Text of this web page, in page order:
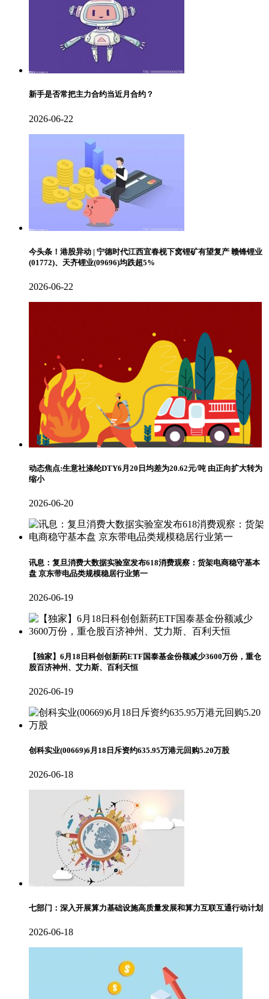
新手是否常把主力合约当近月合约？
2026-06-22
今头条！港股异动 | 宁德时代江西宜春枧下窝锂矿有望复产 赣锋锂业
(01772)、天齐锂业(09696)均跌超5%
2026-06-22
动态焦点:生意社涤纶DTY6月20日均差为20.62元/吨 由正向扩大转为
缩小
2026-06-20
讯息：复旦消费大数据实验室发布618消费观察：货架电商稳守基本
盘 京东带电品类规模稳居行业第一
2026-06-19
【独家】6月18日科创创新药ETF国泰基金份额减少3600万份，重仓
股百济神州、艾力斯、百利天恒
2026-06-19
创科实业(00669)6月18日斥资约635.95万港元回购5.20万股
2026-06-18
七部门：深入开展算力基础设施高质量发展和算力互联互通行动计划
2026-06-18